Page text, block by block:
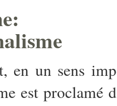
en un sens
est proclamé